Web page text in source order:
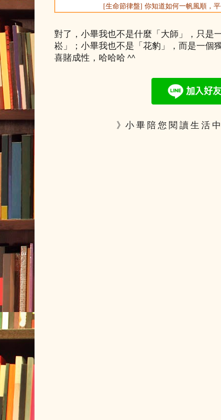
[生命節律盤] 你知道如何一帆風順，
對了，小畢我也不是什麼「大師」，只是
崧」；小畢我也不是「花豹」，而是一個
喜賭成性，哈哈哈 ^^
》小 畢 陪 您 閱 讀 生 活